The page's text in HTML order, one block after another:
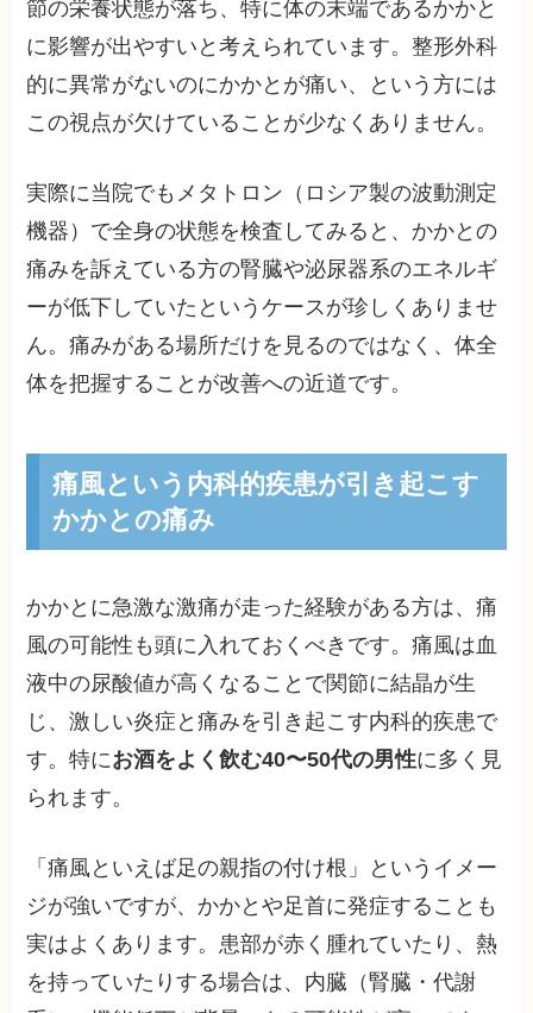
節の栄養状態が落ち、特に体の末端であるかかと
に影響が出やすいと考えられています。整形外科
的に異常がないのにかかとが痛い、という方には
この視点が欠けていることが少なくありません。
実際に当院でもメタトロン（ロシア製の波動測定
機器）で全身の状態を検査してみると、かかとの
痛みを訴えている方の腎臓や泌尿器系のエネルギ
ーが低下していたというケースが珍しくありませ
ん。痛みがある場所だけを見るのではなく、体全
体を把握することが改善への近道です。
痛風という内科的疾患が引き起こす
かかとの痛み
かかとに急激な激痛が走った経験がある方は、痛
風の可能性も頭に入れておくべきです。痛風は血
液中の尿酸値が高くなることで関節に結晶が生
じ、激しい炎症と痛みを引き起こす内科的疾患で
す。特にお酒をよく飲む40〜50代の男性に多く見
られます。
「痛風といえば足の親指の付け根」というイメー
ジが強いですが、かかとや足首に発症することも
実はよくあります。患部が赤く腫れていたり、熱
を持っていたりする場合は、内臓（腎臓・代謝